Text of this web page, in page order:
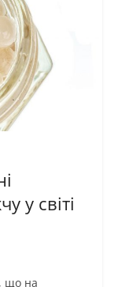
у світі
що на